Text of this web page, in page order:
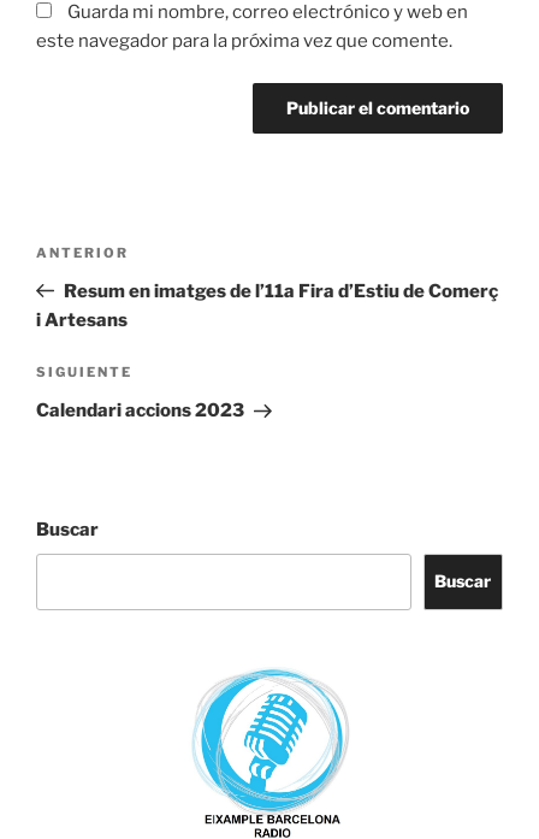
Guarda mi nombre, correo electrónico y web en
este navegador para la próxima vez que comente.
Navegación
entradas
Entrada
anterior:
ANTERIOR
Resum en imatges de l’11a Fira d’Estiu de Comerç
i Artesans
Siguiente
entrada
SIGUIENTE
Calendari accions 2023
Buscar
Buscar